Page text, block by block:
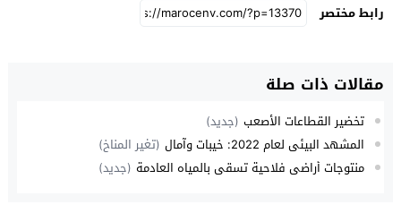
رابط مختصر
مقالات ذات صلة
تخضير القطاعات الأصعب (جديد)
المشهد البيئي لعام 2022: خيبات وآمال
(تغير المناخ)
منتوجات أراضي فلاحية تسقى بالمياه العادمة (جديد)